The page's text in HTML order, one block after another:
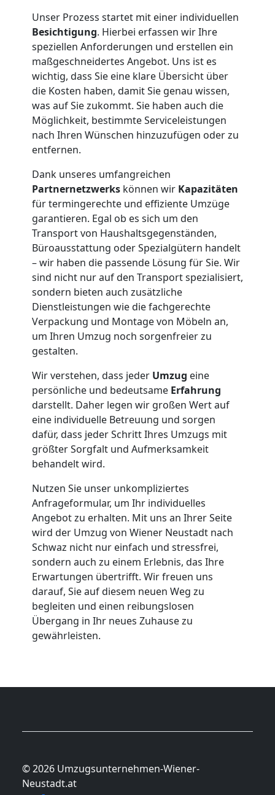
Unser Prozess startet mit einer individuellen
Besichtigung. Hierbei erfassen wir Ihre
speziellen Anforderungen und erstellen ein
maßgeschneidertes Angebot. Uns ist es
wichtig, dass Sie eine klare Übersicht über
die Kosten haben, damit Sie genau wissen,
was auf Sie zukommt. Sie haben auch die
Möglichkeit, bestimmte Serviceleistungen
nach Ihren Wünschen hinzuzufügen oder zu
entfernen.
Dank unseres umfangreichen
Partnernetzwerks können wir Kapazitäten
für termingerechte und effiziente Umzüge
garantieren. Egal ob es sich um den
Transport von Haushaltsgegenständen,
Büroausstattung oder Spezialgütern handelt
– wir haben die passende Lösung für Sie. Wir
sind nicht nur auf den Transport spezialisiert,
sondern bieten auch zusätzliche
Dienstleistungen wie die fachgerechte
Verpackung und Montage von Möbeln an,
um Ihren Umzug noch sorgenfreier zu
gestalten.
Wir verstehen, dass jeder Umzug eine
persönliche und bedeutsame Erfahrung
darstellt. Daher legen wir großen Wert auf
eine individuelle Betreuung und sorgen
dafür, dass jeder Schritt Ihres Umzugs mit
größter Sorgfalt und Aufmerksamkeit
behandelt wird.
Nutzen Sie unser unkompliziertes
Anfrageformular, um Ihr individuelles
Angebot zu erhalten. Mit uns an Ihrer Seite
wird der Umzug von Wiener Neustadt nach
Schwaz nicht nur einfach und stressfrei,
sondern auch zu einem Erlebnis, das Ihre
Erwartungen übertrifft. Wir freuen uns
darauf, Sie auf diesem neuen Weg zu
begleiten und einen reibungslosen
Übergang in Ihr neues Zuhause zu
gewährleisten.
© 2026 Umzugsunternehmen-Wiener-
Neustadt.at